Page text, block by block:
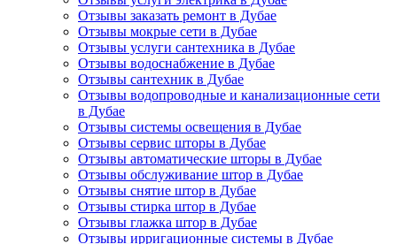
Отзывы заказать ремонт в Дубае
Отзывы мокрые сети в Дубае
Отзывы услуги сантехника в Дубае
Отзывы водоснабжение в Дубае
Отзывы сантехник в Дубае
Отзывы водопроводные и канализационные сети
в Дубае
Отзывы системы освещения в Дубае
Отзывы сервис шторы в Дубае
Отзывы автоматические шторы в Дубае
Отзывы обслуживание штор в Дубае
Отзывы снятие штор в Дубае
Отзывы стирка штор в Дубае
Отзывы глажка штор в Дубае
Отзывы ирригационные системы в Дубае